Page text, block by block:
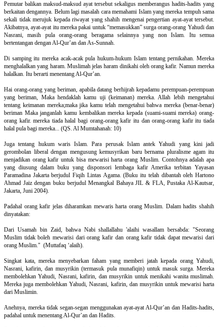
Pemutar balikan maksud-maksud ayat tersebut sekaligus memberangus hadits-hadits yang
berkaitan dengannya. Belum lagi masalah cara memahami Islam yang mereka tempuh sama
sekali tidak merujuk kepada riwayat yang shahih mengenai pengertian ayat-ayat tersebut.
Akibatnya, ayat-ayat itu mereka pakai untuk “memasukkan” surga orang-orang Yahudi dan
Nasrani, masih pula orang-orang beragama selainnya yang non Islam. Itu semua
bertentangan dengan Al-Qur’an dan As-Sunnah.
Di samping itu mereka acak-acak pula hukum-hukum Islam tentang pernikahan. Mereka
menghalalkan yang haram. Muslimah jelas haram dinikahi oleh orang kafir. Namun mereka
halalkan. Itu berarti menentang Al-Qur’an.
Hai orang-orang yang beriman, apabila datang berhijrah kepadamu perempuan-perempuan
yang beriman, Maka hendaklah kamu uji (keimanan) mereka. Allah lebih mengetahui
tentang keimanan mereka;maka jika kamu telah mengetahui bahwa mereka (benar-benar)
beriman Maka janganlah kamu kembalikan mereka kepada (suami-suami mereka) orang-
orang kafir. mereka tiada halal bagi orang-orang kafir itu dan orang-orang kafir itu tiada
halal pula bagi mereka... (QS. Al Mumtahanah: 10)
Juga tentang hukum waris Islam. Para perusak Islam antek Yahudi yang kini jadi
gerombolan liberal dengan mengusung kemusyrikan baru bernama pluralisme agam itu
menjadikan orang kafir untuk bisa mewarisi harta orang Muslim. Contohnya adalah apa
yang diusung dalam buku yang disponsori lembaga kafir Amerika terbitan Yayasan
Paramadina Jakarta berjudul Fiqih Lintas Agama. (Buku itu telah dibantah oleh Hartono
Ahmad Jaiz dengan buku berjudul Menangkal Bahaya JIL & FLA, Pustaka Al-Kautsar,
Jakarta, Juni 2004).
Padahal orang kafir jelas diharamkan mewaris harta orang Muslim. Dalam hadits shahih
dinyatakan:
Dari Usamah bin Zaid, bahwa Nabi shallallahu 'alaihi wasallam bersabda: "Seorang
Muslim tidak boleh mewarisi dari orang kafir dan orang kafir tidak dapat mewarisi dari
orang Muslim." (Muttafaq ‘alaih).
Singkat kata, mereka menyebarkan faham yang memberi jatah kepada orang Yahudi,
Nasrani, kafirin, dan musyrikin (termasuk pula munafiqin) untuk masuk surga. Mereka
membolehkan Yahudi, Nasrani, kafirin, dan musyrikin untuk menikahi wanita muslimah.
Mereka juga membolehkan Yahudi, Nasrani, kafirin, dan musyrikin untuk mewarisi harta
dari Muslimin.
Anehnya, mereka tidak segan-segan menggunakan ayat-ayat Al-Qur’an dan Hadits-hadits,
padahal untuk menentang Al-Qur’an dan Hadits.